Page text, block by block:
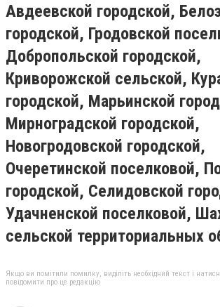
Авдеевской городской,
городской, Гродовской
Добропольской городской,
Криворожской сельской,
городской, Марьинской
Мирноградской городской,
Новогродовской городской,
Очеретинской поселковой,
городской, Селидовской
Удачненской поселковой,
сельской территориальных
Якщо ви помітили помилку, виділіть необхідний текст і
повідомити про це редакцію